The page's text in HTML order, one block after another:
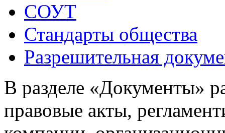
СОУТ
Стандарты общества
Разрешительная
В разделе «Документы»
правовые акты,